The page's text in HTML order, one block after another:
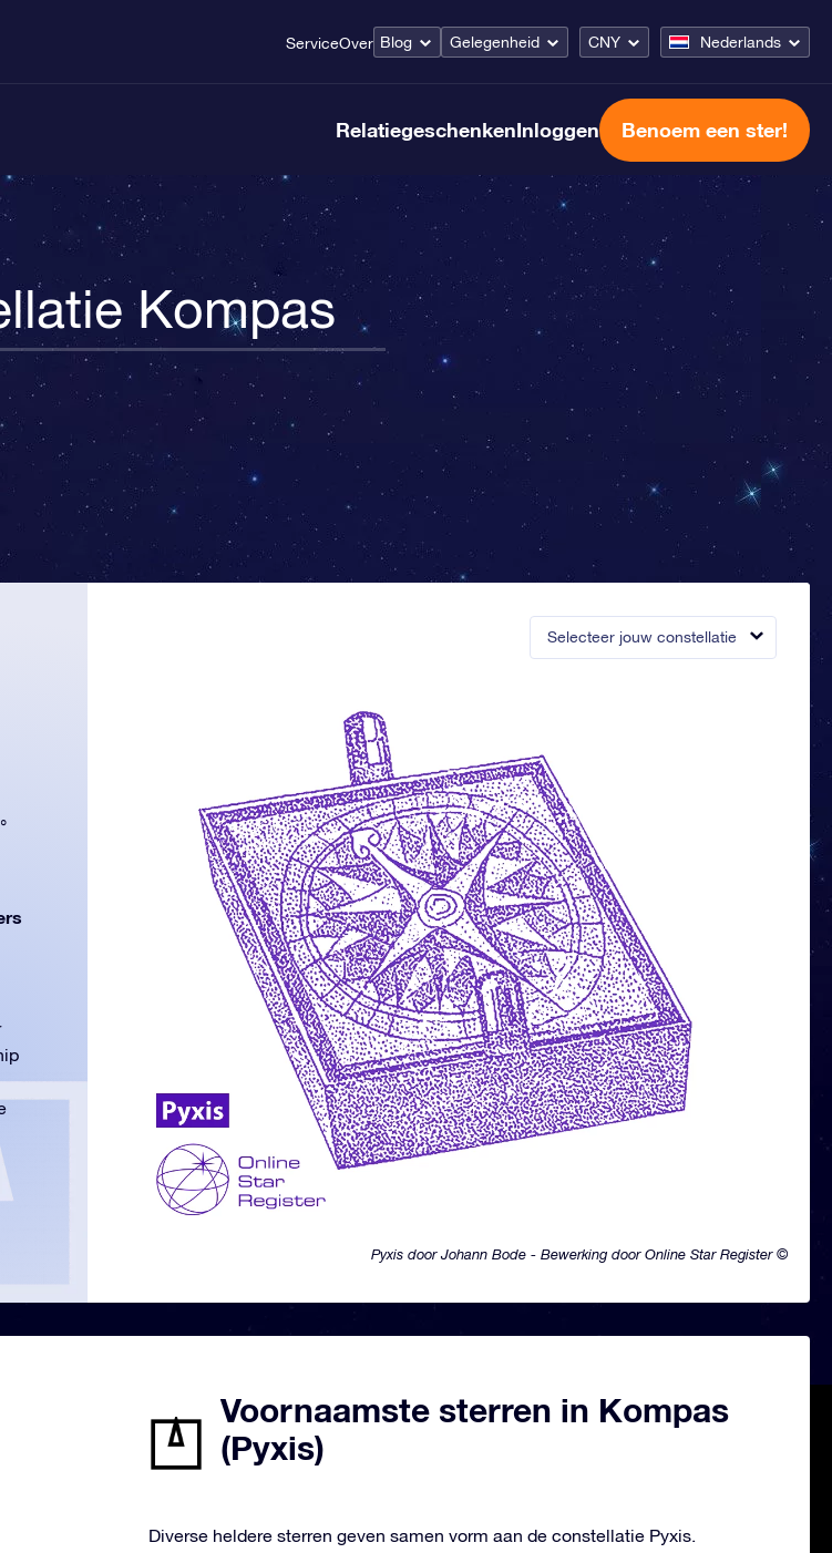
ServiceOver Blog Gelegenheid CNY Nederlands
RelatiegeschenkenInloggen Benoem een ster!
Kompas
Selecteer jouw constellatie
Pyxis door Johann Bode - Bewerking door Online Star Register ©
Voornaamste sterren in Kompas
(Pyxis)
Diverse heldere sterren geven samen vorm aan de constellatie Pyxis.